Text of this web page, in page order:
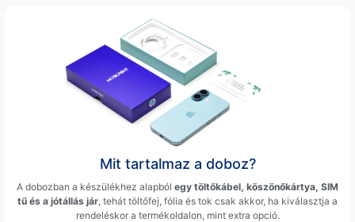
Mit tartalmaz a doboz?
A dobozban a készülékhez alapból egy töltőkábel, köszönőkártya, SIM
tű és a jótállás jár , tehát töltőfej, fólia és tok csak akkor, ha kiválasztja a
rendeléskor a termékoldalon, mint extra opció.